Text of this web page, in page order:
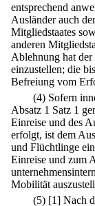
entsprechend
Ausländer auch
Mitgliedstaates
anderen
Ablehnung hat
einzustellen; die
Befreiung vom
(4) Sofern
Absatz 1 Satz 1
Einreise und des
erfolgt, ist dem
und Flüchtlinge
Einreise und zum
Mobilität
(5) [1] Nach